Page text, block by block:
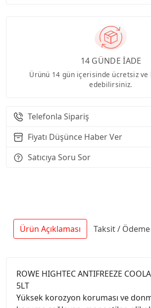
14 GÜNDE İADE
Ürünü 14 gün içerisinde ücretsiz ve
edebilirsiniz.
Telefonla Sipariş
Fiyatı Düşünce Haber Ver
Satıcıya Soru Sor
Ürün Açıklaması Taksit /
ROWE HIGHTEC ANTIFREEZE
5LT
Yüksek korozyon koruması ve